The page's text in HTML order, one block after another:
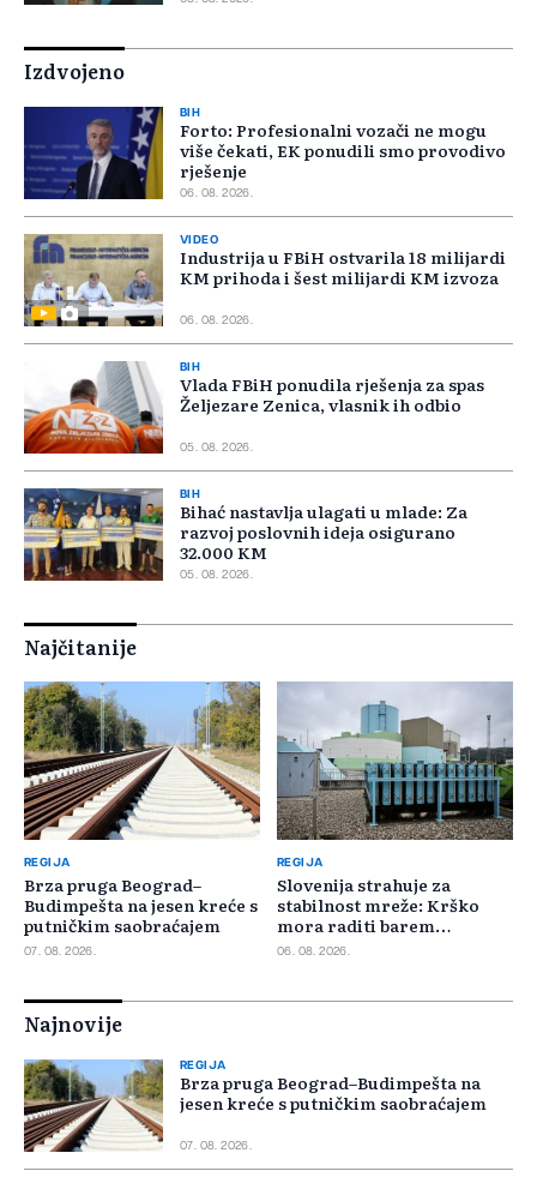
Izdvojeno
BIH
Forto: Profesionalni vozači ne mogu
više čekati, EK ponudili smo provodivo
rješenje
06. 08. 2026.
VIDEO
Industrija u FBiH ostvarila 18 milijardi
KM prihoda i šest milijardi KM izvoza
06. 08. 2026.
BIH
Vlada FBiH ponudila rješenja za spas
Željezare Zenica, vlasnik ih odbio
05. 08. 2026.
BIH
Bihać nastavlja ulagati u mlade: Za
razvoj poslovnih ideja osigurano
32.000 KM
05. 08. 2026.
Najčitanije
REGIJA
Brza pruga Beograd–
Budimpešta na jesen kreće s
putničkim saobraćajem
07. 08. 2026.
REGIJA
Slovenija strahuje za
stabilnost mreže: Krško
mora raditi barem
minimalnim kapacitetom
06. 08. 2026.
Najnovije
REGIJA
Brza pruga Beograd–Budimpešta na
jesen kreće s putničkim saobraćajem
07. 08. 2026.